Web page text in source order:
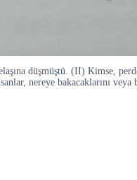
düşmüştü. (II) Kimse,
nereye bakacaklarını